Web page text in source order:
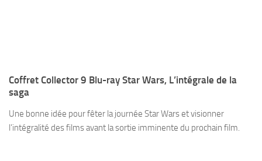
Coffret Collector 9 Blu-ray Star Wars, L’intégrale de la
saga
Une bonne idée pour fêter la journée Star Wars et visionner
l’intégralité des films avant la sortie imminente du prochain film.